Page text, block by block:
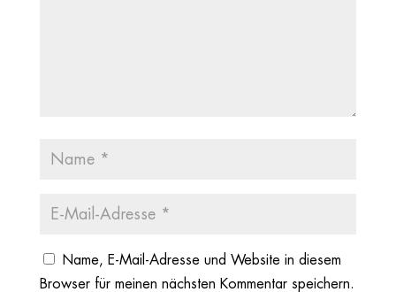
Name, E-Mail-Adresse und Website in diesem
Browser für meinen nächsten Kommentar speichern.